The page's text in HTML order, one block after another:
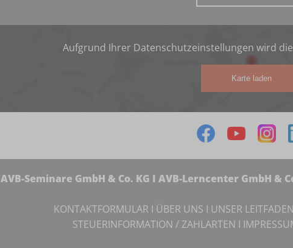
Aufgrund Ihrer Datenschutzeinstellungen wird
Karte laden
AVB-Seminare GmbH & Co. KG I AVB-Lerncenter GmbH &
KONTAKTFORMULAR I ÜBER UNS I UNSER LEITFADEN
STEUERINFORMATION / ZAHLARTEN I